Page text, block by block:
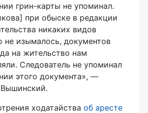
грин-карты не упоминал.
при обыске в редакции
никаких видов
не изымалось, документов
на жительство нам
Следователь не упоминал
этого документа», —
ходатайства об аресте